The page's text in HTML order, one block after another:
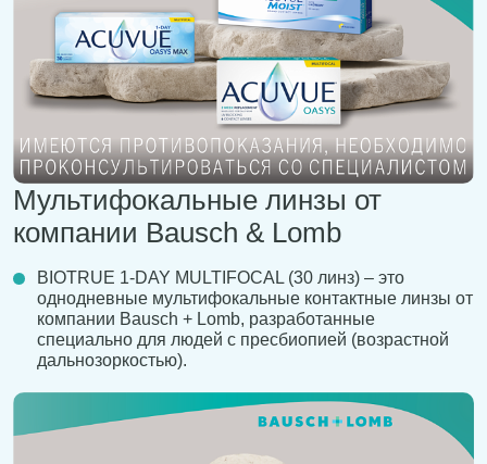
Мультифокальные линзы от
компании Bausch & Lomb
BIOTRUE 1-DAY MULTIFOCAL (30 линз) – это
однодневные мультифокальные контактные линзы от
компании Bausch + Lomb, разработанные
специально для людей с пресбиопией (возрастной
дальнозоркостью).